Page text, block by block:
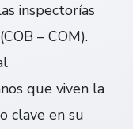
inspectorías
– COM).
que viven la
clave en su